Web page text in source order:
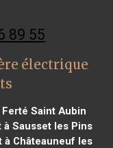
89 55
électrique
Saint Aubin
Sausset les Pins
Châteauneuf les